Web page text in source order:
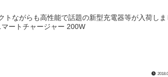
トながらも高性能で話題の新型充電器等が入荷しま
ートチャージャー 200W